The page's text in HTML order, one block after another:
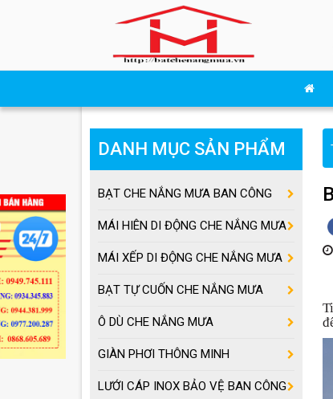
DANH MỤC SẢN PHẨM
BẠT CHE NẮNG MƯA BAN CÔNG
MÁI HIÊN DI ĐỘNG CHE NẮNG MƯA
MÁI XẾP DI ĐỘNG CHE NẮNG MƯA
BẠT TỰ CUỐN CHE NẮNG MƯA
Ô DÙ CHE NẮNG MƯA
GIÀN PHƠI THÔNG MINH
LƯỚI CÁP INOX BẢO VỆ BAN CÔNG